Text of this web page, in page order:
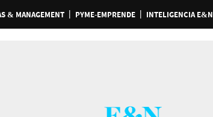
& MANAGEMENT PYME-EMPRENDE INTELIGENCIA E&N